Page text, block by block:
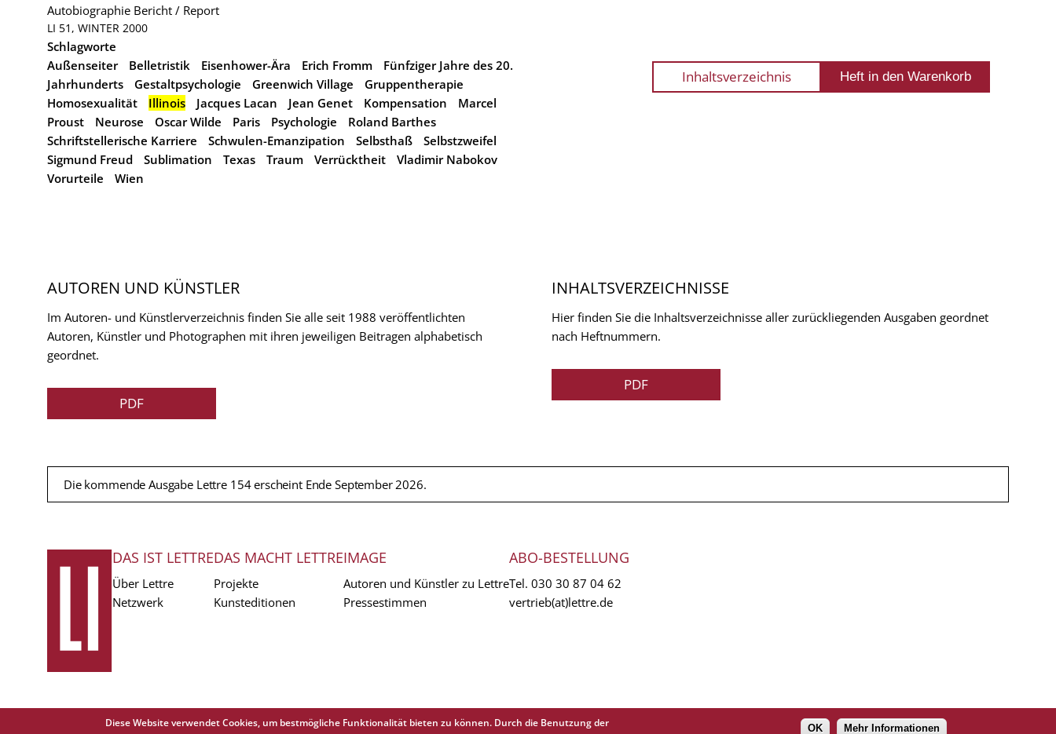
Autobiographie Bericht / Report
LI 51, WINTER 2000
Schlagworte
Außenseiter
Belletristik Eisenhower-Ära Erich Fromm
Fünfziger Jahre des 20.
Jahrhunderts
Gestaltpsychologie Greenwich Village
Gruppentherapie
Homosexualität
Illinois Jacques Lacan Jean Genet Kompensation
Marcel
Proust
Neurose Oscar Wilde Paris Psychologie
Roland Barthes
Schriftstellerische Karriere
Schwulen-Emanzipation Selbsthaß
Selbstzweifel
Sigmund Freud
Sublimation Texas Traum Verrücktheit
Vladimir Nabokov
Vorurteile
Wien
Inhaltsverzeichnis
AUTOREN UND KÜNSTLER
Im Autoren- und Künstlerverzeichnis finden Sie alle seit 1988 veröffentlichten
Autoren, Künstler und Photographen mit ihren jeweiligen Beitragen alphabetisch
geordnet.
PDF
INHALTSVERZEICHNISSE
Hier finden Sie die Inhaltsverzeichnisse aller zurückliegenden Ausgaben geordnet
nach Heftnummern.
PDF
Die kommende Ausgabe Lettre 154 erscheint Ende September 2026.
FUSSZEILE
DAS IST LETTRE
Über Lettre
Netzwerk
DAS MACHT LETTRE
Projekte
Kunsteditionen
IMAGE
Autoren und Künstler zu Lettre
Pressestimmen
ABO-BESTELLUNG
Tel. 030 30 87 04 62
vertrieb(at)lettre.de
Diese Website verwendet Cookies, um bestmögliche Funktionalität bieten zu können. Durch die Benutzung der OK Mehr Informationen